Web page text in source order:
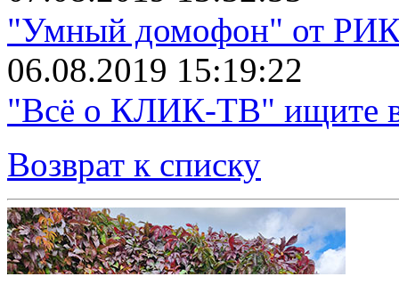
"Умный домофон" от
06.08.2019 15:19:22
"Всё о КЛИК-ТВ" ищите в
Возврат к списку